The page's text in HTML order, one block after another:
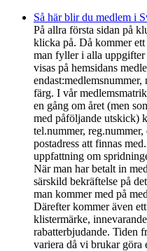
Så här blir du medlem i
På allra första sidan på
klicka på. Då kommer
man fyller i alla
visas på hemsidans
färg. I vår
en gång om året (men
med påföljande utskick)
tel.nummer,
postadress att finnas
uppfattning om
När man har betalt in
särskild bekräftelse på
man kommer med på
Därefter kommer även
klistermärke,
rabatterbjudande. Tiden
variera då vi brukar göra